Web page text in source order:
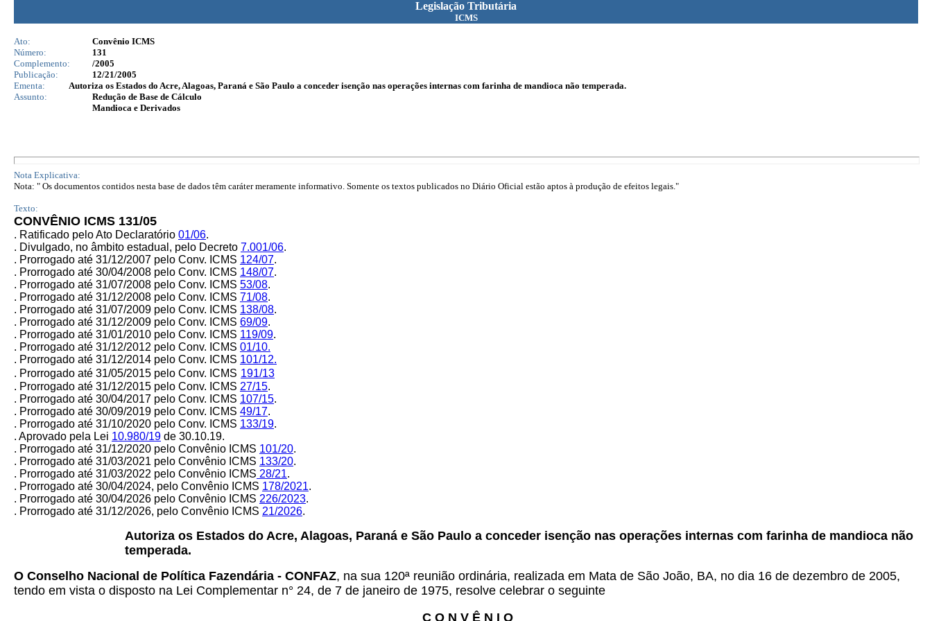
Legislação Tributária
ICMS
Ato:
Convênio ICMS
Número:
131
Complemento:
/2005
Publicação:
12/21/2005
Ementa:
Autoriza os Estados do Acre, Alagoas, Paraná e São Paulo a conceder isenção nas operações internas com farinha de mandioca não temperada.
Assunto:
Redução de Base de Cálculo
Mandioca e Derivados
Nota Explicativa:
Nota: " Os documentos contidos nesta base de dados têm caráter meramente informativo. Somente os textos publicados no Diário Oficial estão aptos à produção de efeitos legais."
Texto:
CONVÊNIO ICMS 131/05
. Ratificado pelo Ato Declaratório 01/06.
. Divulgado, no âmbito estadual, pelo Decreto 7.001/06.
. Prorrogado até 31/12/2007 pelo Conv. ICMS 124/07.
. Prorrogado até 30/04/2008 pelo Conv. ICMS 148/07.
. Prorrogado até 31/07/2008 pelo Conv. ICMS 53/08.
. Prorrogado até 31/12/2008 pelo Conv. ICMS 71/08.
. Prorrogado até 31/07/2009 pelo Conv. ICMS 138/08.
. Prorrogado até 31/12/2009 pelo Conv. ICMS 69/09.
. Prorrogado até 31/01/2010 pelo Conv. ICMS 119/09.
. Prorrogado até 31/12/2012 pelo Conv. ICMS 01/10.
. Prorrogado até 31/12/2014 pelo Conv. ICMS 101/12.
. Prorrogado até 31/05/2015 pelo Conv. ICMS 191/13
. Prorrogado até 31/12/2015 pelo Conv. ICMS 27/15.
. Prorrogado até 30/04/2017 pelo Conv. ICMS 107/15.
. Prorrogado até 30/09/2019 pelo Conv. ICMS 49/17.
. Prorrogado até 31/10/2020 pelo Conv. ICMS 133/19.
. Aprovado pela Lei 10.980/19 de 30.10.19.
. Prorrogado até 31/12/2020 pelo Convênio ICMS 101/20.
. Prorrogado até 31/03/2021 pelo Convênio ICMS 133/20.
. Prorrogado até 31/03/2022 pelo Convênio ICMS 28/21.
. Prorrogado até 30/04/2024, pelo Convênio ICMS 178/2021.
. Prorrogado até 30/04/2026 pelo Convênio ICMS 226/2023.
. Prorrogado até 31/12/2026, pelo Convênio ICMS 21/2026.
Autoriza os Estados do Acre, Alagoas, Paraná e São Paulo a conceder isenção nas operações internas com farinha de mandioca não
temperada.
O Conselho Nacional de Política Fazendária - CONFAZ, na sua 120ª reunião ordinária, realizada em Mata de São João, BA, no dia 16 de dezembro de 2005,
tendo em vista o disposto na Lei Complementar n° 24, de 7 de janeiro de 1975, resolve celebrar o seguinte
C O N V Ê N I O